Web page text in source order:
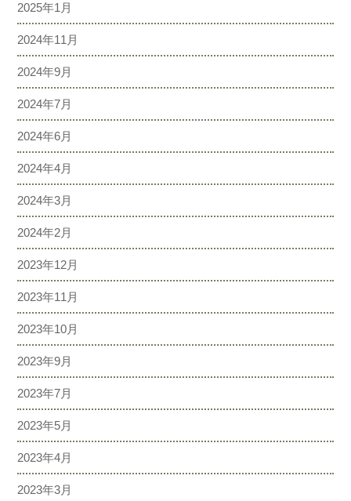
2025年1月
2024年11月
2024年9月
2024年7月
2024年6月
2024年4月
2024年3月
2024年2月
2023年12月
2023年11月
2023年10月
2023年9月
2023年7月
2023年5月
2023年4月
2023年3月